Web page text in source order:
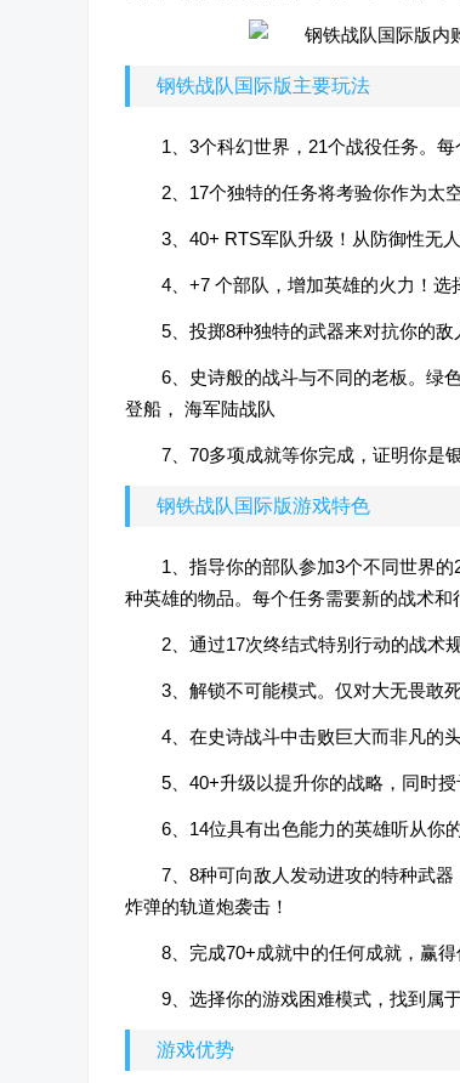
钢铁战队国际版主要玩法
1、3个科幻世界，21个战役任务。
2、17个独特的任务将考验你作为太
3、40+ RTS军队升级！从防御性无
4、+7 个部队，增加英雄的火力！选
5、投掷8种独特的武器来对抗你的
6、史诗般的战斗与不同的老板。绿
登船， 海军陆战队
7、70多项成就等你完成，证明你是
钢铁战队国际版游戏特色
1、指导你的部队参加3个不同世界
种英雄的物品。每个任务需要新的战术和
2、通过17次终结式特别行动的战术
3、解锁不可能模式。仅对大无畏敢
4、在史诗战斗中击败巨大而非凡的
5、40+升级以提升你的战略，同时
6、14位具有出色能力的英雄听从你
7、8种可向敌人发动进攻的特种武
炸弹的轨道炮袭击！
8、完成70+成就中的任何成就，赢
9、选择你的游戏困难模式，找到属
游戏优势